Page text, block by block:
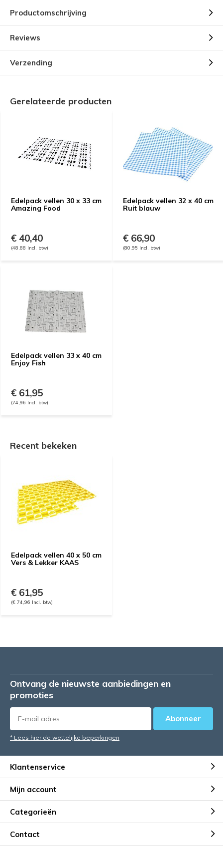
Productomschrijving
Reviews
Verzending
Gerelateerde producten
Edelpack vellen 30 x 33 cm
Amazing Food
€ 40,40
(48,88 Incl. btw)
Edelpack vellen 32 x 40 cm
Ruit blauw
€ 66,90
(80,95 Incl. btw)
Edelpack vellen 33 x 40 cm
Enjoy Fish
€ 61,95
(74,96 Incl. btw)
Recent bekeken
Edelpack vellen 40 x 50 cm
Vers & Lekker KAAS
€ 61,95
(€ 74,96 Incl. btw)
Ontvang de nieuwste aanbiedingen en
promoties
Abonneer
* Lees hier de wettelijke beperkingen
Klantenservice
Mijn account
Categorieën
Contact